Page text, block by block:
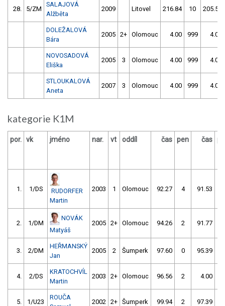
28. 5/ZM
SALAJOVÁ
Alžběta
2009 Litovel 216.84 10 205.55
DOLEŽALOVÁ
Bára
2005 2+ Olomouc 4.00 999 4.00
NOVOSADOVÁ
Eliška
2005 3 Olomouc 4.00 999 4.00
STLOUKALOVÁ
Aneta
2007 3 Olomouc 4.00 999 4.00
kategorie K1M
por. vk jméno nar. vt oddíl čas pen čas
1. 1/DS
RUDORFER
Martin
2003 1 Olomouc 92.27 4 91.53
2. 1/DM
NOVÁK
Matyáš
2005 2+ Olomouc 94.26 2 91.77
3. 2/DM
HEŘMANSKÝ
Jan
2005 2 Šumperk 97.60 0 95.39
4. 2/DS
KRATOCHVÍL
Martin
2003 2+ Olomouc 96.56 2 4.00
5. 1/U23
ROUČA
2002 2+ Šumperk 99.94 2 97.39